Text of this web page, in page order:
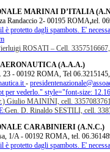
MARINAI D’ITALIA
Randaccio 2- 00195 ROMA,tel.
è protetto dagli spambots. E'
ROSATI – Cell.
(A.A.A.)
23 - 00192 ROMA, Tel
-
per vederlo." style="font-size:
Giulio MAININI, cell. 3357083761
Gen. D. Rinaldo SESTILI, cell.
CARABINIERI (A.N.C.)
1/A - 00192 ROMA, tel.
è protetto dagli spambots. E'